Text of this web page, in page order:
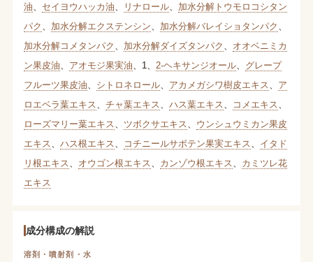
油
セイヨウハッカ油 リナロール、 加水分解トウモロコシタン
パク
加水分解エクステンシン 加水分解バレイショタンパク
加水分解コメタンパク
加水分解ダイズタンパク
オオベニミカ
ン果皮油
アオモジ果実油 1 2-ヘキサンジオール、 グレープ
フルーツ果皮油
シトロネロール、 アカメガシワ樹皮エキス
ア
ロエベラ葉エキス
チャ葉エキス ハス葉エキス コメエキス
ローズマリー葉エキス
ツボクサエキス
ウンシュウミカン果皮
エキス
ハス根エキス コチニールサボテン果実エキス
イタド
リ根エキス
オウゴン根エキス カンゾウ根エキス
カミツレ花
エキス
成分構成の解説
溶剤・噴射剤・水